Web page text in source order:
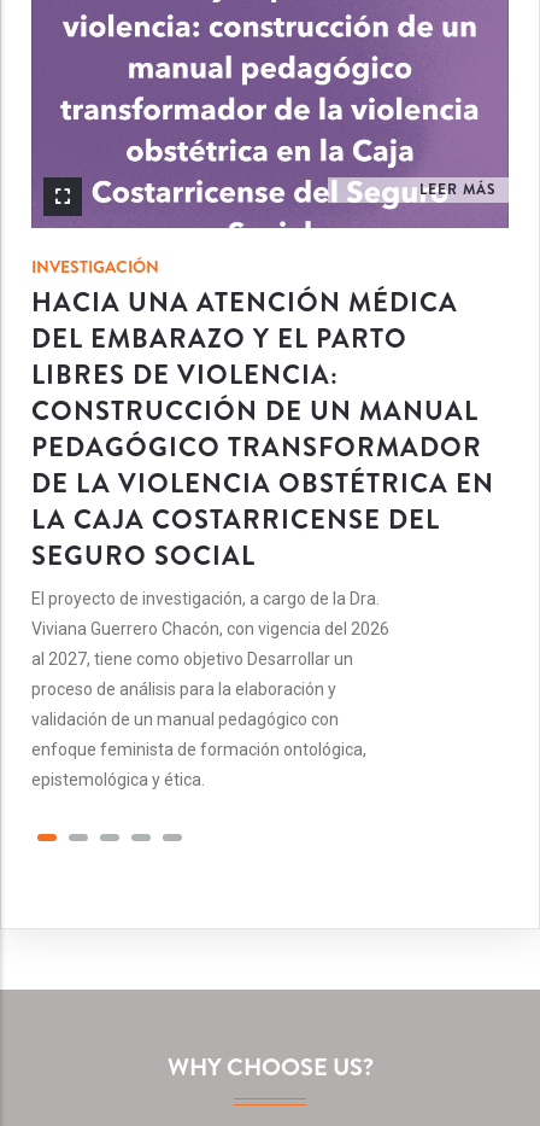
LEER MÁS
INVESTIGACIÓN
HACIA UNA ATENCIÓN MÉDICA
DEL EMBARAZO Y EL PARTO
LIBRES DE VIOLENCIA:
CONSTRUCCIÓN DE UN MANUAL
PEDAGÓGICO TRANSFORMADOR
DE LA VIOLENCIA OBSTÉTRICA EN
LA CAJA COSTARRICENSE DEL
SEGURO SOCIAL
El proyecto de investigación, a cargo de la Dra.
Viviana Guerrero Chacón, con vigencia del 2026
al 2027, tiene como objetivo Desarrollar un
proceso de análisis para la elaboración y
validación de un manual pedagógico con
enfoque feminista de formación ontológica,
epistemológica y ética.
WHY CHOOSE US?